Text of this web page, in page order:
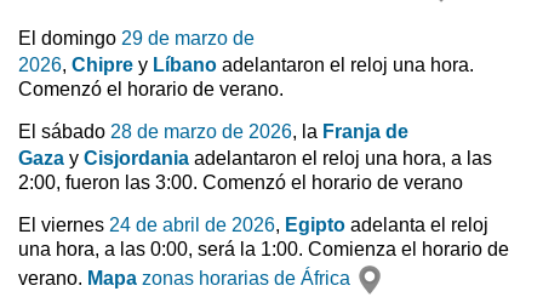
El domingo 29 de marzo de
2026, Chipre y Líbano adelantaron el reloj una hora.
Comenzó el horario de verano.
El sábado 28 de marzo de 2026, la Franja de
Gaza y Cisjordania adelantaron el reloj una hora, a las
2:00, fueron las 3:00. Comenzó el horario de verano
El viernes 24 de abril de 2026, Egipto adelanta el reloj
una hora, a las 0:00, será la 1:00. Comienza el horario de
verano. Mapa zonas horarias de África